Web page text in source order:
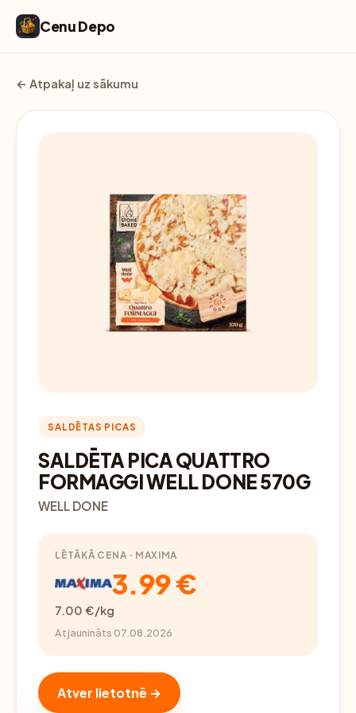
Cenu Depo
← Atpakaļ uz sākumu
SALDĒTAS PICAS
SALDĒTA PICA QUATTRO
FORMAGGI WELL DONE 570G
WELL DONE
LĒTĀKĀ CENA · MAXIMA
3.99 €
7.00 €/kg
Atjaunināts 07.08.2026
Atver lietotnē →